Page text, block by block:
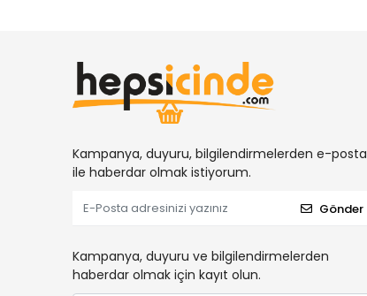
Kampanya, duyuru, bilgilendirmelerden e-posta
ile haberdar olmak istiyorum.
Gönder
Kampanya, duyuru ve bilgilendirmelerden
haberdar olmak için kayıt olun.